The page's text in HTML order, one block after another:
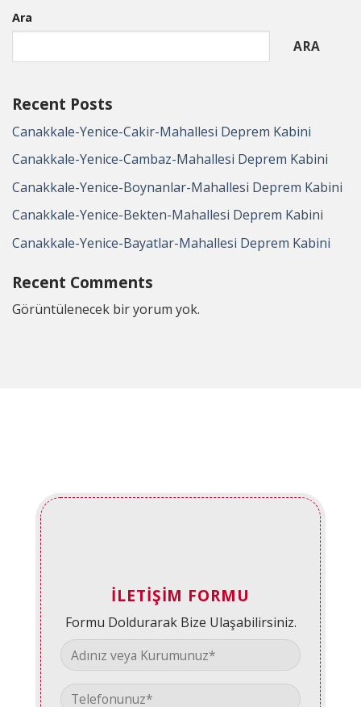
Ara
ARA
Recent Posts
Canakkale-Yenice-Cakir-Mahallesi Deprem Kabini
Canakkale-Yenice-Cambaz-Mahallesi Deprem Kabini
Canakkale-Yenice-Boynanlar-Mahallesi Deprem Kabini
Canakkale-Yenice-Bekten-Mahallesi Deprem Kabini
Canakkale-Yenice-Bayatlar-Mahallesi Deprem Kabini
Recent Comments
Görüntülenecek bir yorum yok.
İLETIŞIM FORMU
Formu Doldurarak Bize Ulaşabilirsiniz.